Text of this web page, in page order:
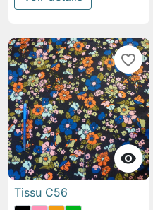

favorite_border
Tissu C56